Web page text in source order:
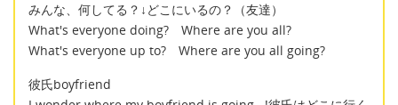
みんな、何してる？↓どこにいるの？（友達）
What's everyone doing? Where are you all?
What's everyone up to? Where are you all going?
彼氏boyfriend